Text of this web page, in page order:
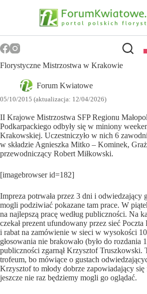
Florystyczne Mistrzostwa w Krakowie
Forum Kwiatowe
05/10/2015 (aktualizacja: 12/04/2026)
II Krajowe Mistrzostwa SFP Regionu
Podkarpackiego odbyły się w miniony
Krakowskiej. Uczestniczyło w nich 6
w składzie Agnieszka Mitko – Kominek,
przewodniczący Robert Miłkowski.
[imagebrowser id=182]
Impreza potrwała przez 3 dni i odwiedzający
mogli podziwiać pokazane tam prace. W
na najlepszą pracę według publiczności. Na
czekał prezent ufundowany przez sieć
i rabat na zamówienie w sieci w wysokości
głosowania nie brakowało (było do rozdania
publiczności zgarnął Krzysztof Truszkowski.
trofeum, bo mówiące o gustach
Krzysztof to młody dobrze zapowiadający
jeszcze nie raz będziemy mogli go oglądać.